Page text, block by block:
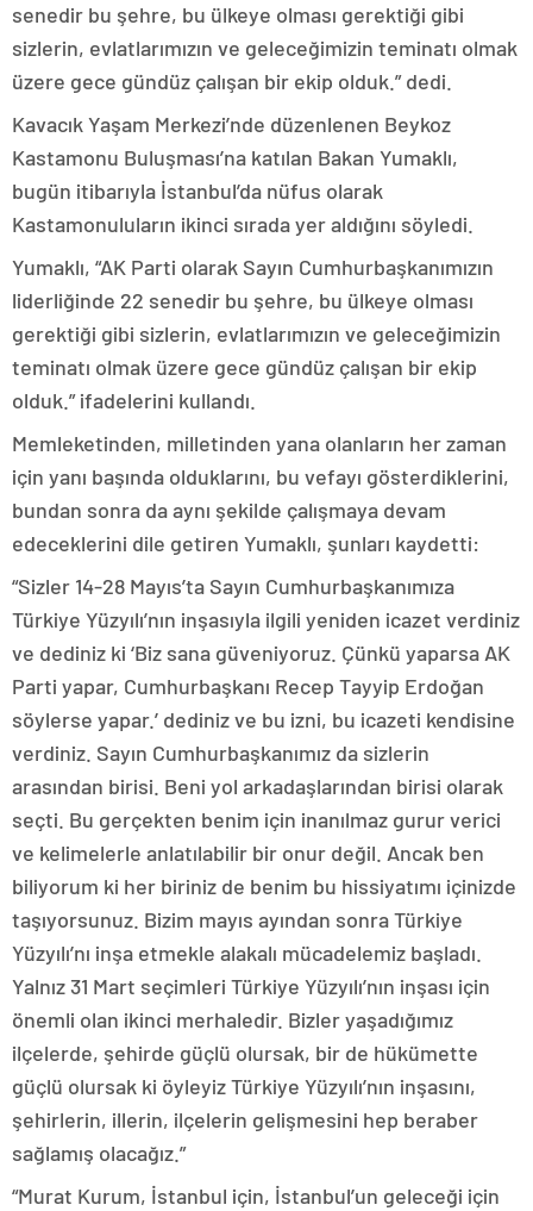
senedir bu şehre, bu ülkeye olması gerektiği gibi
sizlerin, evlatlarımızın ve geleceğimizin teminatı olmak
üzere gece gündüz çalışan bir ekip olduk.” dedi.
Kavacık Yaşam Merkezi’nde düzenlenen Beykoz
Kastamonu Buluşması’na katılan Bakan Yumaklı,
bugün itibarıyla İstanbul’da nüfus olarak
Kastamonuluların ikinci sırada yer aldığını söyledi.
Yumaklı, “AK Parti olarak Sayın Cumhurbaşkanımızın
liderliğinde 22 senedir bu şehre, bu ülkeye olması
gerektiği gibi sizlerin, evlatlarımızın ve geleceğimizin
teminatı olmak üzere gece gündüz çalışan bir ekip
olduk.” ifadelerini kullandı.
Memleketinden, milletinden yana olanların her zaman
için yanı başında olduklarını, bu vefayı gösterdiklerini,
bundan sonra da aynı şekilde çalışmaya devam
edeceklerini dile getiren Yumaklı, şunları kaydetti:
“Sizler 14-28 Mayıs’ta Sayın Cumhurbaşkanımıza
Türkiye Yüzyılı’nın inşasıyla ilgili yeniden icazet verdiniz
ve dediniz ki ‘Biz sana güveniyoruz. Çünkü yaparsa AK
Parti yapar, Cumhurbaşkanı Recep Tayyip Erdoğan
söylerse yapar.’ dediniz ve bu izni, bu icazeti kendisine
verdiniz. Sayın Cumhurbaşkanımız da sizlerin
arasından birisi. Beni yol arkadaşlarından birisi olarak
seçti. Bu gerçekten benim için inanılmaz gurur verici
ve kelimelerle anlatılabilir bir onur değil. Ancak ben
biliyorum ki her biriniz de benim bu hissiyatımı içinizde
taşıyorsunuz. Bizim mayıs ayından sonra Türkiye
Yüzyılı’nı inşa etmekle alakalı mücadelemiz başladı.
Yalnız 31 Mart seçimleri Türkiye Yüzyılı’nın inşası için
önemli olan ikinci merhaledir. Bizler yaşadığımız
ilçelerde, şehirde güçlü olursak, bir de hükümette
güçlü olursak ki öyleyiz Türkiye Yüzyılı’nın inşasını,
şehirlerin, illerin, ilçelerin gelişmesini hep beraber
sağlamış olacağız.”
“Murat Kurum, İstanbul için, İstanbul’un geleceği için